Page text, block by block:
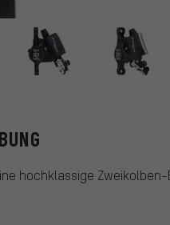
hochklassige